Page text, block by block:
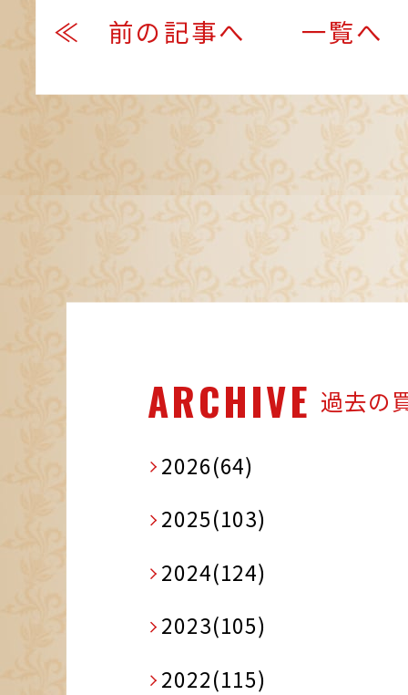
≪ 前の記事へ 一覧へ
ARCHIVE 過去の
2026(64)
2025(103)
2024(124)
2023(105)
2022(115)